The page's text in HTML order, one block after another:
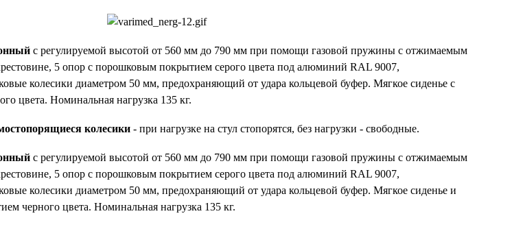
с регулируемой высотой от 560 мм до 790 мм при помощи газовой пружины с отжимаемым
5 опор с порошковым покрытием серого цвета под алюминий RAL 9007,
колесики диаметром 50 мм, предохраняющий от удара кольцевой буфер. Мягкое сиденье с
цвета. Номинальная нагрузка 135 кг.
колесики - при нагрузке на стул стопорятся, без нагрузки - свободные.
с регулируемой высотой от 560 мм до 790 мм при помощи газовой пружины с отжимаемым
5 опор с порошковым покрытием серого цвета под алюминий RAL 9007,
колесики диаметром 50 мм, предохраняющий от удара кольцевой буфер. Мягкое сиденье и
черного цвета. Номинальная нагрузка 135 кг.